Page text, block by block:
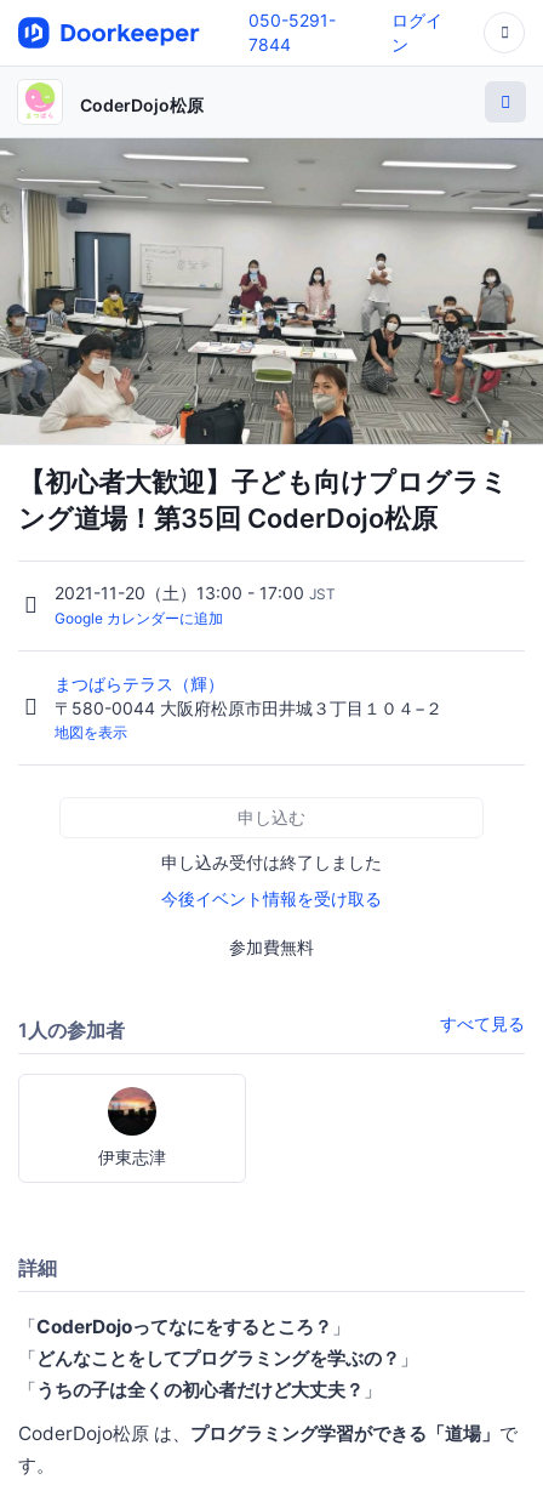
050-5291-
7844
ログイ
ン
CoderDojo松原
【初心者大歓迎】子ども向けプログラミ
ング道場！第35回 CoderDojo松原
2021-11-20（土）13:00 - 17:00 JST
Google カレンダーに追加
まつばらテラス（輝）
〒580-0044 大阪府松原市田井城３丁目１０４−２
地図を表示
申し込む
申し込み受付は終了しました
今後イベント情報を受け取る
参加費無料
1人の参加者 すべて見る
伊東志津
詳細
「CoderDojoってなにをするところ？ 」
「どんなことをしてプログラミングを学ぶの？ 」
「うちの子は全くの初心者だけど大丈夫？ 」
CoderDojo松原 は、 プログラミング学習ができる「道場」 で
す。